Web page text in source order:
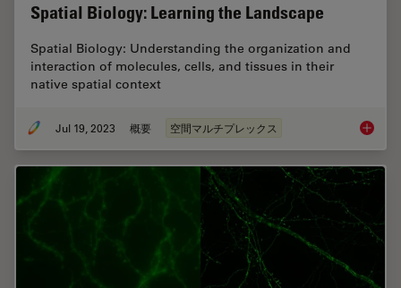
Spatial Biology: Learning the Landscape
Spatial Biology: Understanding the organization and
interaction of molecules, cells, and tissues in their
native spatial context
Jul 19, 2023 概要 空間マルチプレックス Spatial